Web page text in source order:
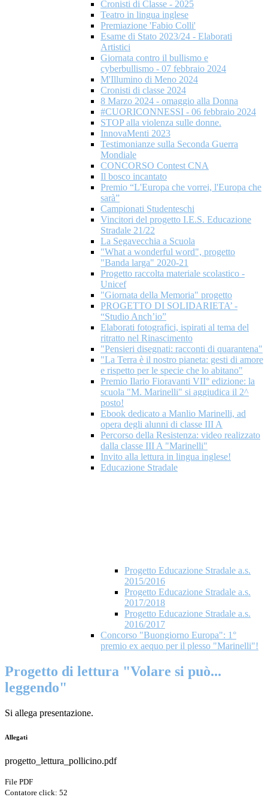
Cronisti di Classe - 2025
Teatro in lingua inglese
Premiazione 'Fabio Colli'
Esame di Stato 2023/24 - Elaborati
Artistici
Giornata contro il bullismo e
cyberbullismo - 07 febbraio 2024
M'Illumino di Meno 2024
Cronisti di classe 2024
8 Marzo 2024 - omaggio alla Donna
#CUORICONNESSI - 06 febbraio 2024
STOP alla violenza sulle donne.
InnovaMenti 2023
Testimonianze sulla Seconda Guerra
Mondiale
CONCORSO Contest CNA
Il bosco incantato
Premio “L'Europa che vorrei, l'Europa che
sarà”
Campionati Studenteschi
Vincitori del progetto I.E.S. Educazione
Stradale 21/22
La Segavecchia a Scuola
"What a wonderful word", progetto
"Banda larga" 2020-21
Progetto raccolta materiale scolastico -
Unicef
"Giornata della Memoria" progetto
PROGETTO DI SOLIDARIETA’ -
“Studio Anch’io”
Elaborati fotografici, ispirati al tema del
ritratto nel Rinascimento
"Pensieri disegnati: racconti di quarantena"
"La Terra è il nostro pianeta: gesti di amore
e rispetto per le specie che lo abitano"
Premio Ilario Fioravanti VII° edizione: la
scuola "M. Marinelli" si aggiudica il 2^
posto!
Ebook dedicato a Manlio Marinelli, ad
opera degli alunni di classe III A
Percorso della Resistenza: video realizzato
dalla classe III A "Marinelli"
Invito alla lettura in lingua inglese!
Educazione Stradale
Progetto Educazione Stradale a.s.
2015/2016
Progetto Educazione Stradale a.s.
2017/2018
Progetto Educazione Stradale a.s.
2016/2017
Concorso "Buongiorno Europa": 1°
premio ex aequo per il plesso "Marinelli"!
Progetto di lettura "Volare si può...
leggendo"
Si allega presentazione.
Allegati
progetto_lettura_pollicino.pdf
File PDF
Contatore click: 52